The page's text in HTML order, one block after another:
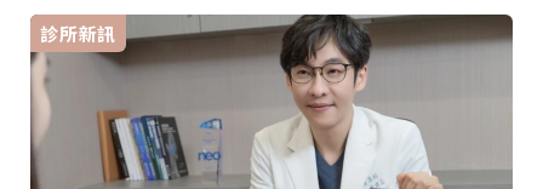
利，精準作用於脂肪細胞，使其自然凋亡再代謝排出體外，達到明顯減
脂的效果。根據臨床研究顯示，Elite酷塑冷凍減脂單次治療平均可減少
20~25%的脂肪厚度，最高甚至可減少高達27%的脂肪厚度，效果相當
顯著。 適用部位Elite酷塑冷凍減脂具有很顯著的減脂效果，可針對性
消除局部區域的肥厚脂肪，如：小腹、腰間肉、馬鞍肉、臀部、大腿
等，達到更均勻的身形比例。此外，許多產後媽媽會有的腹部鬆弛肥
胖，也能利用Elite酷塑冷凍減脂來改善；但若有腹直肌分離的情況，就
需要就需要適當採取增肌治療，才能妥善解決了。（圖／芯漾皮膚科暨
醫學美容中心-楊心怡醫師提供）《點擊看完整文章介紹》文章轉載自
「芯漾皮膚科暨醫學美容中心-楊心怡醫師專欄」
的堅持。在景賀任職超過16年，療程經驗豐富的副院長陳信志醫師，就
見證了景賀的變與不變。「很多客人你根本就看不出她的年齡」，外表
看起來像3、40歲的熟女，轉眼就幫她剛從美國回來的孫女預約看診；
前幾天他還幫一位70多歲的大姊做微整型，幫她維持最好的樣態。客人
中還有年逾80的超熟齡族，客戶的年齡層跨度很大，「這也是深耕民生
社區多年的景賀，很不一樣的地方。」變的是年齡，不變的是美麗。尤
其看到這些1、20年來都選擇在景賀維持肌齡、雕琢體態的客人，還有
無數經過口耳相傳，甚至遠從中南部來的輕、熟齡客人，陳信志認為
「信任這件事情在醫療上我覺得還蠻重要的」，因為你一定是看到別人
做的效果好，然後才會起心動念來嘗試，也正是基於這種追求極致、做
診所新訊